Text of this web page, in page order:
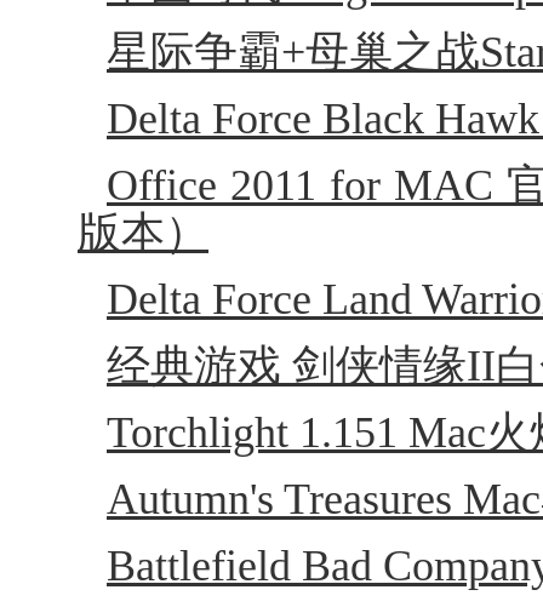
星际争霸+母巢之战
Delta Force Black
Office 2011 for MAC
版本）
Delta Force Land
经典游戏 剑侠情缘II
Torchlight 1.151 Mac
Autumn's Treasures
Battlefield Bad